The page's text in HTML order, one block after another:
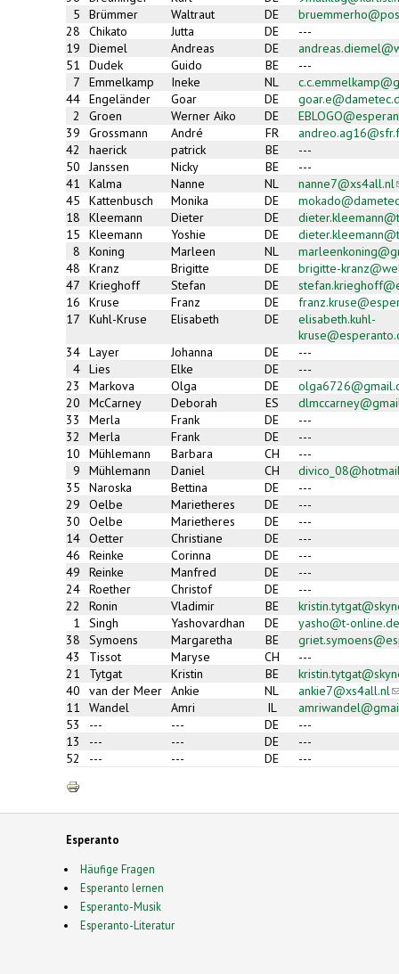
mail)
5
Brümmer Waltraut DE
28
Chikato Jutta DE
---
19
Diemel Andreas DE
51
Dudek Guido BE
---
7
Emmelkamp Ineke NL
44 Engeländer Goar DE
2
Groen Werner Aiko DE
39
Grossmann André FR
42
haerick patrick BE
---
50
Janssen Nicky BE
---
41
Kalma Nanne NL nanne7@xs4all.nl
45 Kattenbusch Monika DE
18
Kleemann Dieter DE
15
Kleemann Yoshie DE
8
Koning Marleen NL
48
Kranz Brigitte DE
brigitte-
47
Krieghoff Stefan DE
16
Kruse Franz DE
17
Kuhl-Kruse Elisabeth DE
elisabeth.kuhl-
34 Layer Johanna DE
---
4 Lies Elke DE
---
23
Markova Olga DE
20
McCarney Deborah ES
33
Merla Frank DE
---
32
Merla Frank DE
---
10
Mühlemann Barbara CH
---
9
Mühlemann Daniel CH
35
Naroska Bettina DE
---
29
Oelbe Marietheres DE
---
30
Oelbe Marietheres DE
---
14 Oetter Christiane DE
---
46
Reinke Corinna DE
---
49
Reinke Manfred DE
---
24 Roether Christof DE
---
22
Ronin Vladimir BE
1
Singh Yashovardhan DE
yasho@t-online.de
38
Symoens Margaretha BE
43
Tissot Maryse CH
---
21
Tytgat Kristin BE
40
van der Meer Ankie NL ankie7@xs4all.nl
11 Wandel Amri IL
53
--- --- DE
---
13
--- --- DE
---
52
--- --- DE ---
Esperanto
Häufige Fragen
Esperanto lernen
Esperanto-Musik
Esperanto-Literatur